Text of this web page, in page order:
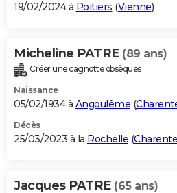
19/02/2024 à Poitiers (Vienne)
Micheline PATRE (89 ans)
Créer une cagnotte obsèques
Naissance
05/02/1934 à Angoulême (
Décès
25/03/2023 à la Rochelle (
Jacques PATRE (65 ans)